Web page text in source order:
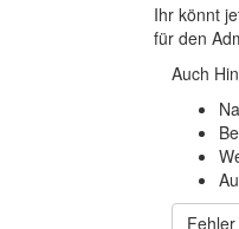
Ihr könnt
für den
Auch